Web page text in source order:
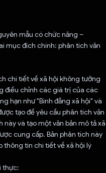
mẫu có chức năng –
mục đích chính: phân tích văn
chi tiết về xã hội không tưởng
điều chỉnh các giá trị của các
hạn như "Bình đẳng xã hội" và
tạo để yêu cầu phân tích văn
và tạo một văn bản mô tả xã
cung cấp. Bản phân tích này
thông tin chi tiết về xã hội lý
thực: